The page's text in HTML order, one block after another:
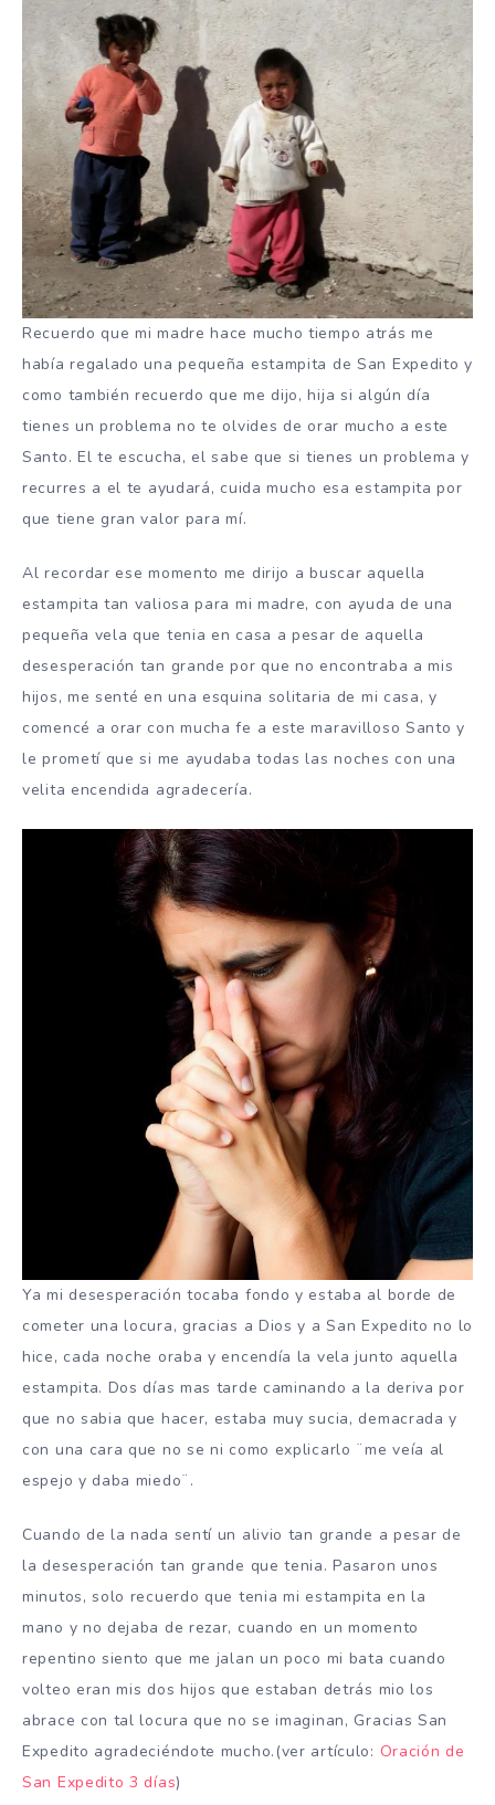
Recuerdo que mi madre hace mucho tiempo atrás me
había regalado una pequeña estampita de San Expedito y
como también recuerdo que me dijo, hija si algún día
tienes un problema no te olvides de orar mucho a este
Santo. El te escucha, el sabe que si tienes un problema y
recurres a el te ayudará, cuida mucho esa estampita por
que tiene gran valor para mí.
Al recordar ese momento me dirijo a buscar aquella
estampita tan valiosa para mi madre, con ayuda de una
pequeña vela que tenia en casa a pesar de aquella
desesperación tan grande por que no encontraba a mis
hijos, me senté en una esquina solitaria de mi casa, y
comencé a orar con mucha fe a este maravilloso Santo y
le prometí que si me ayudaba todas las noches con una
velita encendida agradecería.
Ya mi desesperación tocaba fondo y estaba al borde de
cometer una locura, gracias a Dios y a San Expedito no lo
hice, cada noche oraba y encendía la vela junto aquella
estampita. Dos días mas tarde caminando a la deriva por
que no sabia que hacer, estaba muy sucia, demacrada y
con una cara que no se ni como explicarlo ¨me veía al
espejo y daba miedo¨.
Cuando de la nada sentí un alivio tan grande a pesar de
la desesperación tan grande que tenia. Pasaron unos
minutos, solo recuerdo que tenia mi estampita en la
mano y no dejaba de rezar, cuando en un momento
repentino siento que me jalan un poco mi bata cuando
volteo eran mis dos hijos que estaban detrás mio los
abrace con tal locura que no se imaginan, Gracias San
Expedito agradeciéndote mucho.(ver artículo: Oración de
San Expedito 3 días)